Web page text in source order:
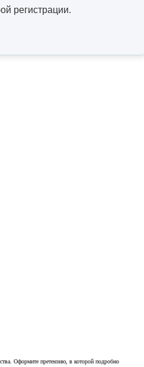
регистрации.
Оформите претензию, в которой подробно